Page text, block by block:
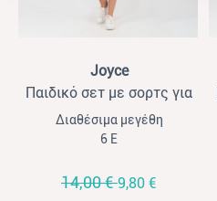
Joyce
Παιδικό σετ με σορτς για
κορίτσια Joyce λευκό-
φουξ
Διαθέσιμα μεγέθη
6 Ε
14,00 €9,80 €